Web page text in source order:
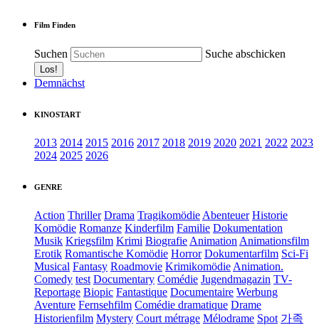
Film Finden
Suchen Suche abschicken
Demnächst
KINOSTART
2013 2014 2015 2016 2017 2018 2019 2020 2021 2022 2023
2024 2025 2026
GENRE
Action Thriller Drama Tragikomödie Abenteuer Historie
Komödie Romanze Kinderfilm Familie Dokumentation
Musik Kriegsfilm Krimi Biografie Animation Animationsfilm
Erotik Romantische Komödie Horror Dokumentarfilm Sci-Fi
Musical Fantasy Roadmovie Krimikomödie Animation.
Comedy test Documentary Comédie Jugendmagazin TV-
Reportage Biopic Fantastique Documentaire Werbung
Aventure Fernsehfilm Comédie dramatique Drame
Historienfilm Mystery Court métrage Mélodrame Spot 가족